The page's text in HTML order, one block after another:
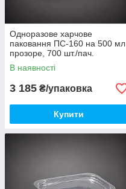
Одноразове харчове
паковання ПС-160 на 500 мл
прозоре, 700 шт./пач.
В наявності
3 185 ₴/упаковка
Купити